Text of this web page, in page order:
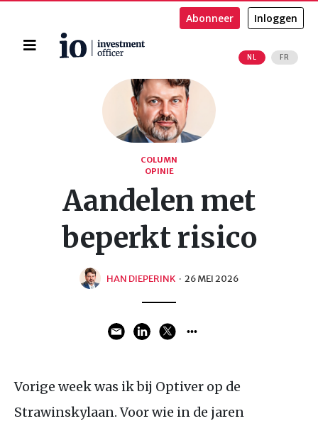
Home
NL FR
Abonneer Inloggen
COLUMN
OPINIE
Aandelen met
beperkt risico
HAN DIEPERINK · 26 MEI 2026
Vorige week was ik bij Optiver op de
Strawinskylaan. Voor wie in de jaren